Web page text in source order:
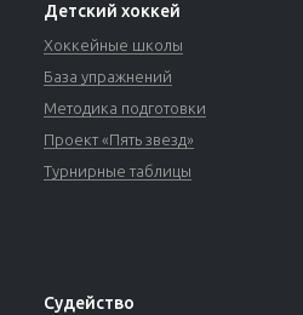
Детский хоккей
Хоккейные школы
База упражнений
Методика подготовки
Проект «Пять звезд»
Турнирные таблицы
Судейство